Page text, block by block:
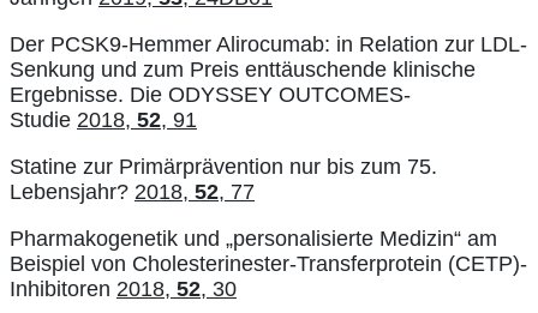
Der PCSK9-Hemmer Alirocumab: in Relation zur LDL-
Senkung und zum Preis enttäuschende klinische
Ergebnisse. Die ODYSSEY OUTCOMES-
Studie 2018, 52, 91
Statine zur Primärprävention nur bis zum 75.
Lebensjahr? 2018, 52, 77
Pharmakogenetik und „personalisierte Medizin“ am
Beispiel von Cholesterinester-Transferprotein (CETP)-
Inhibitoren 2018, 52, 30